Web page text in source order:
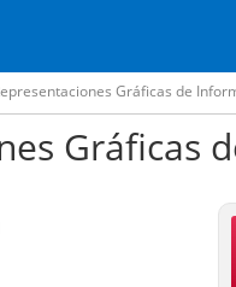
Gráficas de
Gráficas